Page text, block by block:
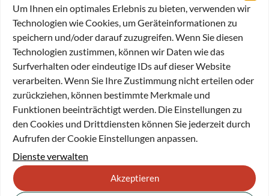
Um Ihnen ein optimales Erlebnis zu bieten, verwenden wir
Technologien wie Cookies, um Geräteinformationen zu
speichern und/oder darauf zuzugreifen. Wenn Sie diesen
Technologien zustimmen, können wir Daten wie das
Surfverhalten oder eindeutige IDs auf dieser Website
verarbeiten. Wenn Sie Ihre Zustimmung nicht erteilen oder
zurückziehen, können bestimmte Merkmale und
Funktionen beeinträchtigt werden. Die Einstellungen zu
den Cookies und Drittdiensten können Sie jederzeit durch
Aufrufen der Cookie Einstellungen anpassen.
Dienste verwalten
Akzeptieren
Meinungen aufeinandertreffen können. Heute mehr als
je zuvor.
Marion Gräfin Dönhoff, die große Vordenkerin der ZEIT,
hat es vorgemacht.
Sie stritt leidenschaftlich – aber sie
Sie räumte sogar einmal ihren Schreibtisch in
der ZEIT-Redaktion, weil sie ihre Überzeugungen nicht
verraten wollte. Und sie kehrte zurück, weil sie wusste:
Echte Haltung zeigt sich nicht im Rückzug, sondern im
Dialog. Dieser Haltung fühlen wir uns bei der ZEIT noch
immer verpflichtet, denn wir sind überzeugt: ein tiefes
und begründetes, gutes Urteil kommt nur in der
Konfrontation mit unterschiedlichen Meinungen
zustande.